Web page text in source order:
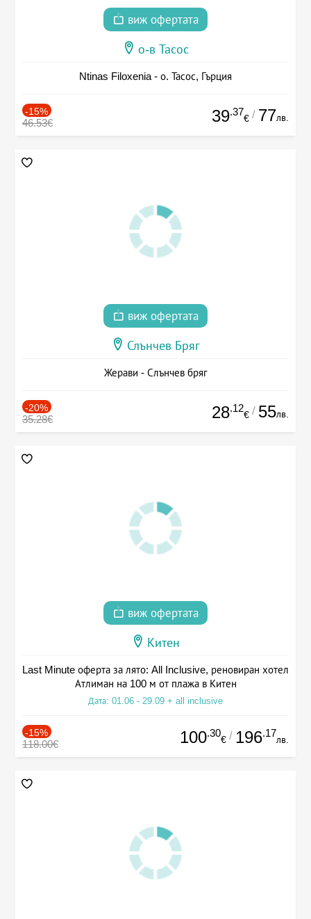
виж офертата
о-в Тасос
Ntinas Filoxenia - о. Тасос, Гърция
-15%
46.53€ 39.37
€ / 77лв.
виж офертата
Слънчев Бряг
Жерави - Слънчев бряг
-20%
35.28€ 28.12
€ / 55лв.
виж офертата
Китен
Last Minute оферта за лято: All Inclusive, реновиран хотел
Атлиман на 100 м от плажа в Китен
Дата: 01.06 - 29.09 + all inclusive
-15%
118.00€ 100.30
€ / 196.17
лв.